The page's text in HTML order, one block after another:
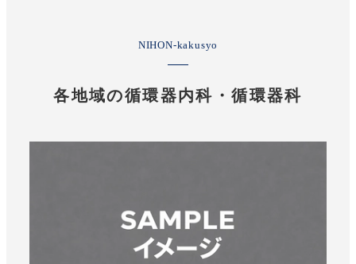
NIHON-kakusyo
各地域の循環器内科・循環器科